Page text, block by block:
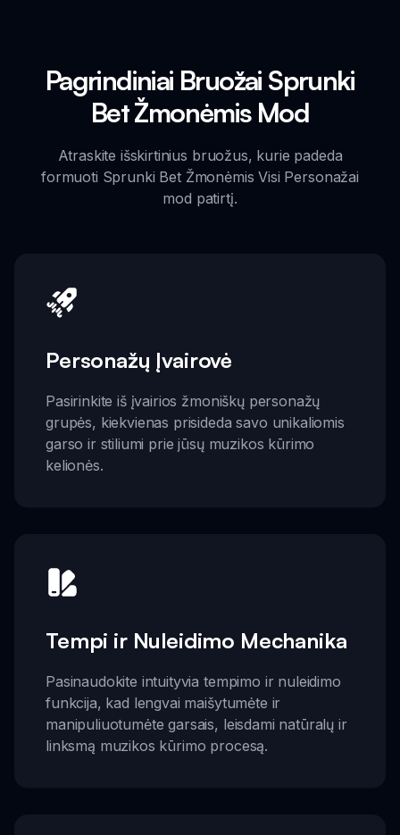
Pagrindiniai Bruožai Sprunki
Bet Žmonėmis Mod
Atraskite išskirtinius bruožus, kurie padeda
formuoti Sprunki Bet Žmonėmis Visi Personažai
mod patirtį.
Personažų Įvairovė
Pasirinkite iš įvairios žmoniškų personažų
grupės, kiekvienas prisideda savo unikaliomis
garso ir stiliumi prie jūsų muzikos kūrimo
kelionės.
Tempi ir Nuleidimo Mechanika
Pasinaudokite intuityvia tempimo ir nuleidimo
funkcija, kad lengvai maišytumėte ir
manipuliuotumėte garsais, leisdami natūralų ir
linksmą muzikos kūrimo procesą.